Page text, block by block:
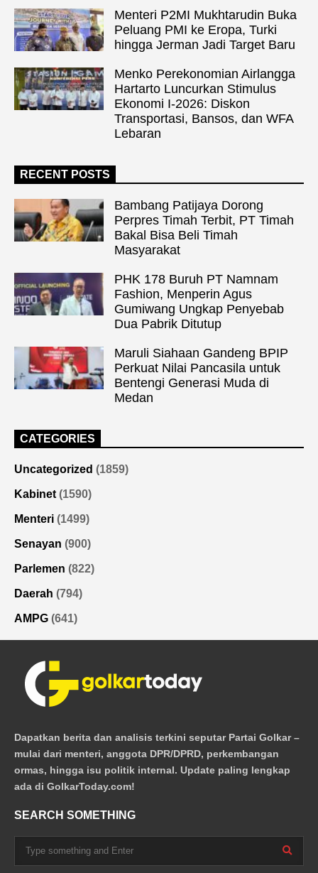
Menteri P2MI Mukhtarudin Buka
Peluang PMI ke Eropa, Turki
hingga Jerman Jadi Target Baru
Menko Perekonomian Airlangga
Hartarto Luncurkan Stimulus
Ekonomi I-2026: Diskon
Transportasi, Bansos, dan WFA
Lebaran
RECENT POSTS
Bambang Patijaya Dorong
Perpres Timah Terbit, PT Timah
Bakal Bisa Beli Timah
Masyarakat
PHK 178 Buruh PT Namnam
Fashion, Menperin Agus
Gumiwang Ungkap Penyebab
Dua Pabrik Ditutup
Maruli Siahaan Gandeng BPIP
Perkuat Nilai Pancasila untuk
Bentengi Generasi Muda di
Medan
CATEGORIES
Uncategorized (1859)
Kabinet (1590)
Menteri (1499)
Senayan (900)
Parlemen (822)
Daerah (794)
AMPG (641)
Dapatkan berita dan analisis terkini seputar Partai Golkar –
mulai dari menteri, anggota DPR/DPRD, perkembangan
ormas, hingga isu politik internal. Update paling lengkap
ada di GolkarToday.com!
SEARCH SOMETHING